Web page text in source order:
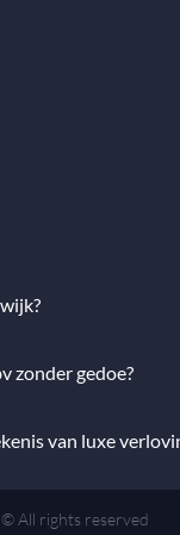
zonder gedoe?
van luxe
© All rights reserved